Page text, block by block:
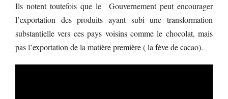
Ils notent toutefois que le Gouvernement peut encourager
l’exportation des produits ayant subi une transformation
substantielle vers ces pays voisins comme le chocolat, mais
pas l’exportation de la matière première ( la fève de cacao).